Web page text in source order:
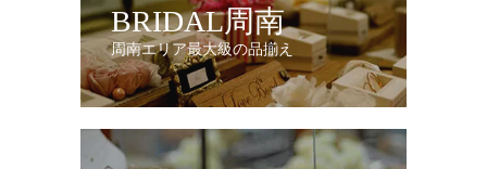
BRIDAL周南
周南エリア最大級の品揃え